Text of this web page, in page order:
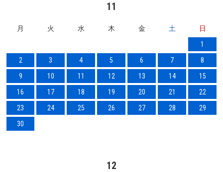
11
月 火 水 木 金 土
日
1
2
3 4 5 6 7
8
9
10 11 12 13 14
15
16
17 18 19 20 21
22
23
24 25 26 27 28
29
30
12